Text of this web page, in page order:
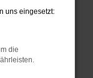
können:
uns eingesetzt:
die